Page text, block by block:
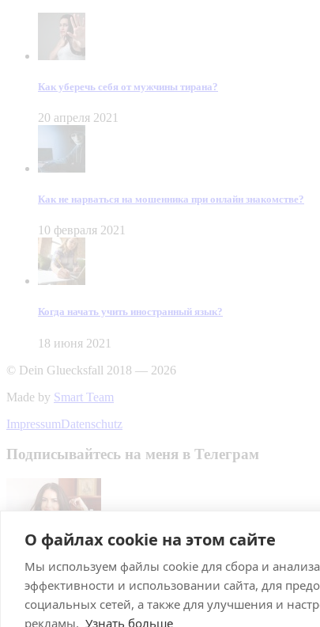
О файлах cookie на этом сайте
Мы используем файлы cookie для сбора и
эффективности и использовании сайта, для
социальных сетей, а также для улучшения и
рекламы. Узнать больше
Как уберечь себя от мужчины тирана?
20 апреля 2021
Как не нарваться на мошенника при онлайн знакомстве?
10 февраля 2021
Когда начать учить иностранный язык?
18 июня 2021
© Dein Gluecksfall 2018 — 2026
Made by Smart Team
ImpressumDatenschutz
Подписывайтесь на меня в Телеграм
Подписаться
Брачное агентство в Германии